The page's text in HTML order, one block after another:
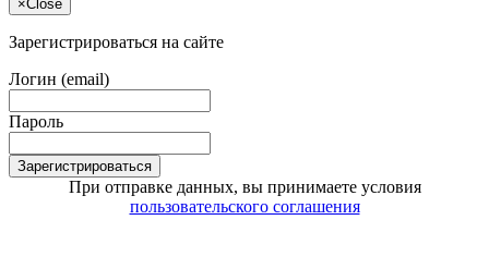
×Close
Зарегистрироваться на сайте
Логин (email)
Пароль
Зарегистрироваться
При отправке данных, вы принимаете условия
пользовательского соглашения